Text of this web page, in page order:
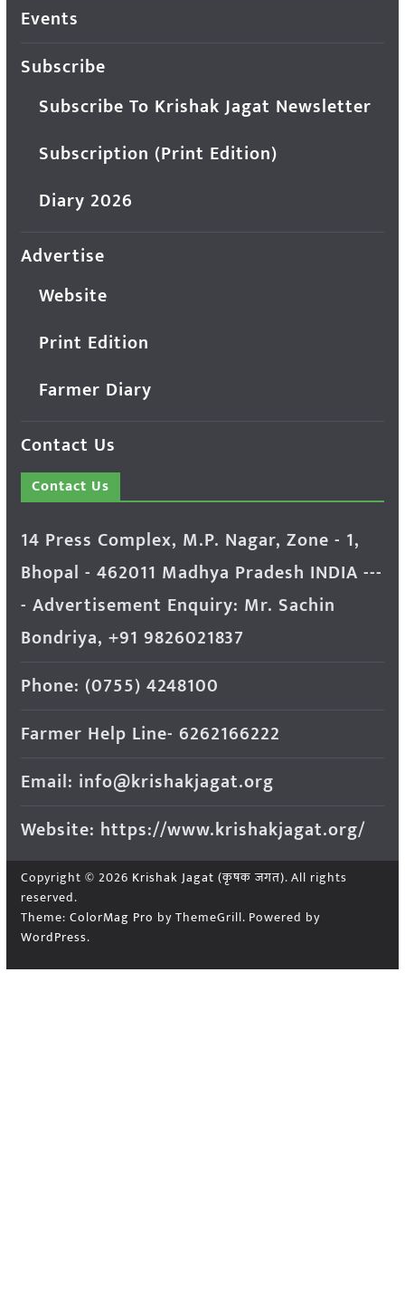
Events
Subscribe
Subscribe To Krishak Jagat Newsletter
Subscription (Print Edition)
Diary 2026
Advertise
Website
Print Edition
Farmer Diary
Contact Us
Contact Us
14 Press Complex, M.P. Nagar, Zone - 1,
Bhopal - 462011 Madhya Pradesh INDIA ---
- Advertisement Enquiry: Mr. Sachin
Bondriya, +91 9826021837
Phone: (0755) 4248100
Farmer Help Line- 6262166222
Email: info@krishakjagat.org
Website: https://www.krishakjagat.org/
Copyright © 2026 Krishak Jagat (कृषक जगत). All rights
reserved.
Theme: ColorMag Pro by ThemeGrill. Powered by
WordPress.